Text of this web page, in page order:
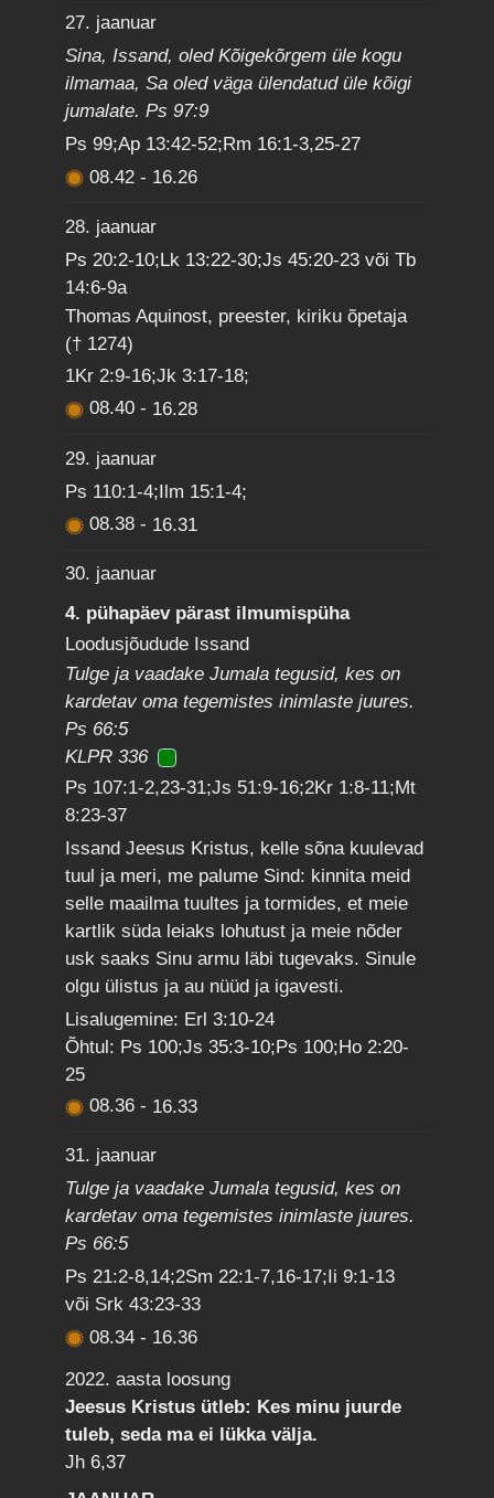
27. jaanuar
Sina, Issand, oled Kõigekõrgem üle kogu
ilmamaa, Sa oled väga ülendatud üle kõigi
jumalate. Ps 97:9
Ps 99;Ap 13:42-52;Rm 16:1-3,25-27
08.42- 16.26
28. jaanuar
Ps 20:2-10;Lk 13:22-30;Js 45:20-23 või Tb
14:6-9a
Thomas Aquinost, preester, kiriku õpetaja
(† 1274)
1Kr 2:9-16;Jk 3:17-18;
08.40- 16.28
29. jaanuar
Ps 110:1-4;Ilm 15:1-4;
08.38- 16.31
30. jaanuar
4. pühapäev pärast ilmumispüha
Loodusjõudude Issand
Tulge ja vaadake Jumala tegusid, kes on
kardetav oma tegemistes inimlaste juures.
Ps 66:5
KLPR 336
Ps 107:1-2,23-31;Js 51:9-16;2Kr 1:8-11;Mt
8:23-37
Issand Jeesus Kristus, kelle sõna kuulevad
tuul ja meri, me palume Sind: kinnita meid
selle maailma tuultes ja tormides, et meie
kartlik süda leiaks lohutust ja meie nõder
usk saaks Sinu armu läbi tugevaks. Sinule
olgu ülistus ja au nüüd ja igavesti.
Lisalugemine: Erl 3:10-24
Õhtul: Ps 100;Js 35:3-10;Ps 100;Ho 2:20-
25
08.36- 16.33
31. jaanuar
Tulge ja vaadake Jumala tegusid, kes on
kardetav oma tegemistes inimlaste juures.
Ps 66:5
Ps 21:2-8,14;2Sm 22:1-7,16-17;Ii 9:1-13
või Srk 43:23-33
08.34- 16.36
2022. aasta loosung
Jeesus Kristus ütleb: Kes minu juurde
tuleb, seda ma ei lükka välja.
Jh 6,37